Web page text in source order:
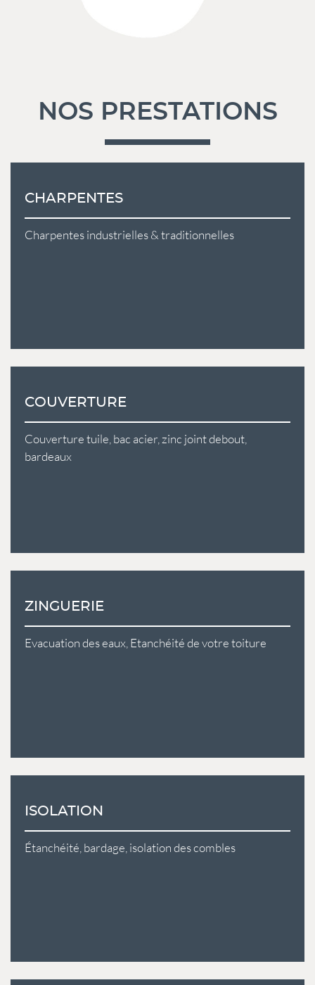
NOS PRESTATIONS
CHARPENTES
Charpentes industrielles & traditionnelles
COUVERTURE
Couverture tuile, bac acier, zinc joint debout,
bardeaux
ZINGUERIE
Evacuation des eaux, Etanchéité de votre toiture
ISOLATION
Étanchéité, bardage, isolation des combles